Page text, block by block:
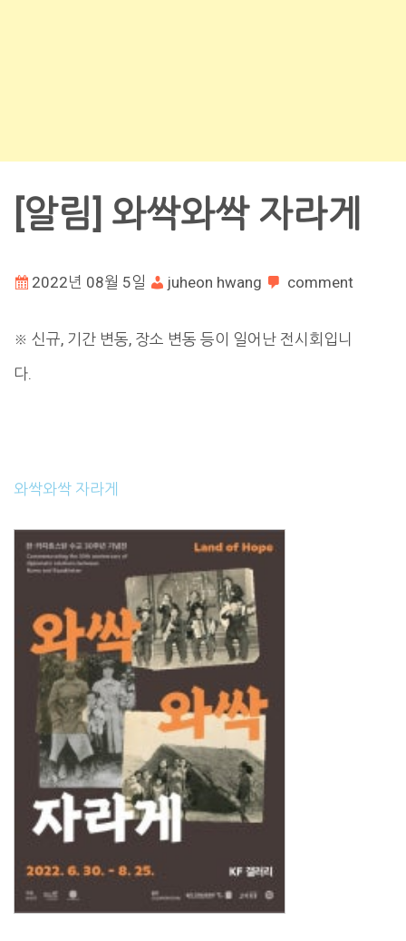
[알림] 와싹와싹 자라게
2022년 08월 5일 juheon hwang comment
※ 신규, 기간 변동, 장소 변동 등이 일어난 전시회입니
다.
와싹와싹 자라게